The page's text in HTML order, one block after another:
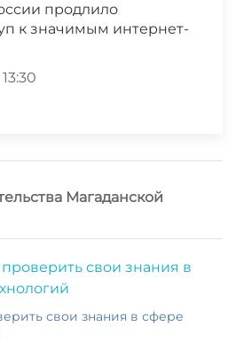
продлило
к значимым интернет-
Магаданской
свои знания в сфере